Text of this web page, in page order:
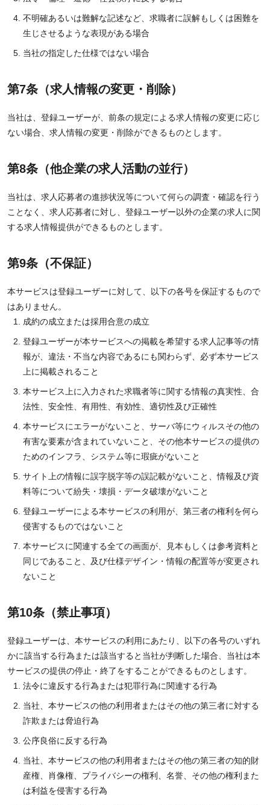
不明確あるいは難解な記述など、求職者に誤解もしくは困難を
生じさせるような表現がある場合
当社の指定した仕様ではない場合
第7条（求人情報の変更・削除）
当社は、登録ユーザーが、前条の規定による求人情報の変更に応じ
ない場合、求人情報の変更・削除ができるものとします。
第8条（他企業の求人活動の並行）
当社は、求人応募者の進捗状況等について何らの調査・確認を行う
ことなく、求人応募者に対し、登録ユーザー以外の企業の求人に関
する求人情報提供ができるものとします。
第9条（不保証）
本サービスは登録ユーザーに対して、以下の各号を保証するもので
はありません。
成約の成立または採用合意の成立
登録ユーザーが本サービスへの掲載を希望する求人記事等の情
報が、違法・不当な内容であるにも関わらず、必ず本サービス
上に掲載されること
本サービス上に入力された求職者等に関する情報の真実性、合
法性、安全性、有用性、有効性、適切性及び正確性
本サービスにエラーがないこと、サーバ等にウィルスその他の
有害な要素が含まれていないこと、その他本サービスの提供の
ためのインフラ、システム等に瑕疵がないこと
サイト上の情報に誤字脱字等の誤記載がないこと、情報及び資
料等について紛失・壊損・データ破壊がないこと
登録ユーザーによる本サービスの利用が、第三者の権利を何ら
侵害するものではないこと
本サービスに関連する全ての画面が、見本もしくは参考資料と
同じであること、及び仕様デザイン・情報の配置等が変更され
ないこと
第10条（禁止事項）
登録ユーザーは、本サービスの利用にあたり、以下の各号のいずれ
かに該当する行為または該当すると当社が判断した場合、当社は本
サービスの提供の停止・終了をすることができるものとします。
法令に違反する行為または犯罪行為に関連する行為
当社、本サービスの他の利用者またはその他の第三者に対する
詐欺または脅迫行為
公序良俗に反する行為
当社、本サービスの他の利用者またはその他の第三者の知的財
産権、肖像権、プライバシーの権利、名誉、その他の権利また
は利益を侵害する行為